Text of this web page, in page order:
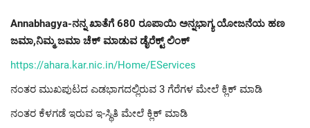
Annabhagya-ನನ್ನ ಖಾತೆಗೆ 680 ರೂಪಾಯಿ ಅನ್ನಭಾಗ್ಯ ಯೋಜನೆಯ ಹಣ
ಜಮಾ,ನಿಮ್ಮ ಜಮಾ ಚೆಕ್ ಮಾಡುವ ಡೈರೆಕ್ಟ್ ಲಿಂಕ್
https://ahara.kar.nic.in/Home/EServices
ನಂತರ ಮುಖಪುಟದ ಎಡಭಾಗದಲ್ಲಿರುವ 3 ಗೆರೆಗಳ ಮೇಲೆ ಕ್ಲಿಕ್ ಮಾಡಿ
ನಂತರ ಕೆಳಗಡೆ ಇರುವ ಇ-ಸ್ಥಿತಿ ಮೇಲೆ ಕ್ಲಿಕ್ ಮಾಡಿ